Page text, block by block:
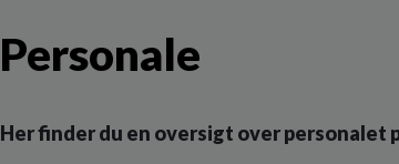
Personale
Her finder du en oversigt over personalet